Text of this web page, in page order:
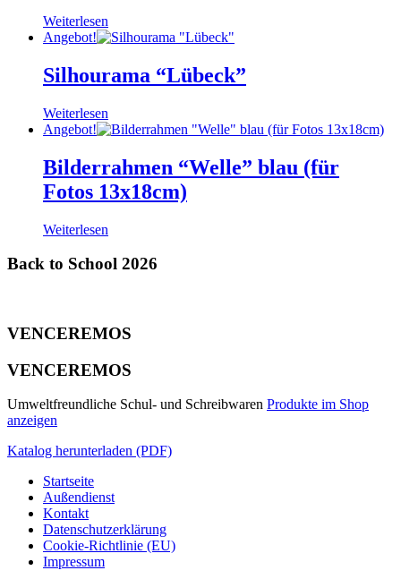
Weiterlesen
Angebot!
Silhourama “Lübeck”
Weiterlesen
Angebot!
Bilderrahmen “Welle” blau (für
Fotos 13x18cm)
Weiterlesen
Back to School 2026
VENCEREMOS
VENCEREMOS
Umweltfreundliche Schul- und Schreibwaren Produkte im Shop
anzeigen
Katalog herunterladen (PDF)
Startseite
Außendienst
Kontakt
Datenschutzerklärung
Cookie-Richtlinie (EU)
Impressum